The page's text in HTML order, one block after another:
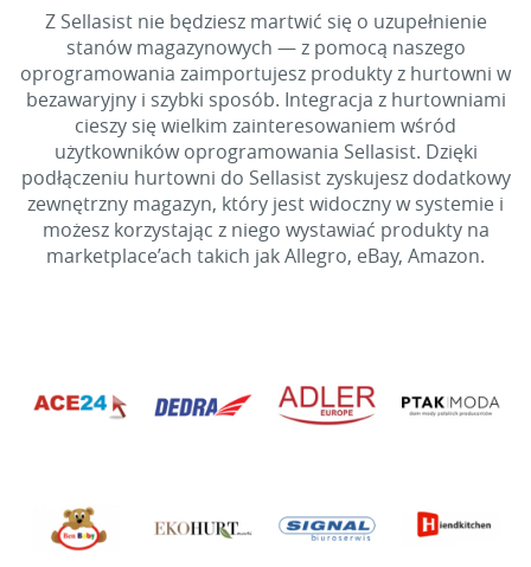
Z Sellasist nie będziesz martwić się o uzupełnienie
stanów magazynowych — z pomocą naszego
oprogramowania zaimportujesz produkty z hurtowni w
bezawaryjny i szybki sposób. Integracja z hurtowniami
cieszy się wielkim zainteresowaniem wśród
użytkowników oprogramowania Sellasist. Dzięki
podłączeniu hurtowni do Sellasist zyskujesz dodatkowy
zewnętrzny magazyn, który jest widoczny w systemie i
możesz korzystając z niego wystawiać produkty na
marketplace’ach takich jak Allegro, eBay, Amazon.